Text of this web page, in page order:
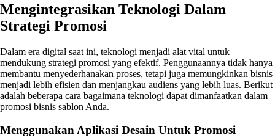
Mengintegrasikan Teknologi Dalam
Strategi Promosi
Dalam era digital saat ini, teknologi menjadi alat vital untuk
mendukung strategi promosi yang efektif. Penggunaannya tidak hanya
membantu menyederhanakan proses, tetapi juga memungkinkan bisnis
menjadi lebih efisien dan menjangkau audiens yang lebih luas. Berikut
adalah beberapa cara bagaimana teknologi dapat dimanfaatkan dalam
promosi bisnis sablon Anda.
Menggunakan Aplikasi Desain Untuk Promosi